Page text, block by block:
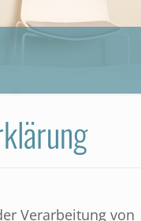
Verarbeitung von